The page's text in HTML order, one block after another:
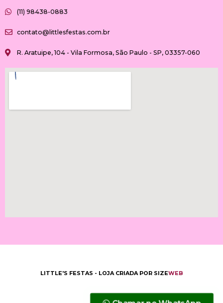
(11) 98438-0883
contato@littlesfestas.com.br
R. Aratuipe, 104 - Vila Formosa, São Paulo - SP, 03357-060
LITTLE'S FESTAS - LOJA CRIADA POR SIZEWEB